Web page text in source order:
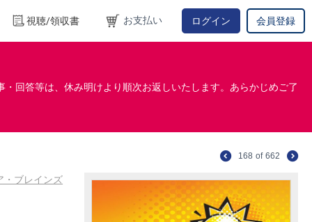
視聴/領収書 お支払い ログイン 会員登録
回答等は、休み明けより順次お返しいたします。あらかじめご了
168 of 662
・ブレインズ